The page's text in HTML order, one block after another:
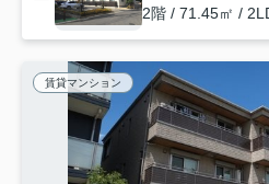
2階 / 71.45㎡ /
賃貸マンション